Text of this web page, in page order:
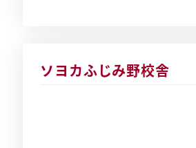
ソヨカふじみ野校舎